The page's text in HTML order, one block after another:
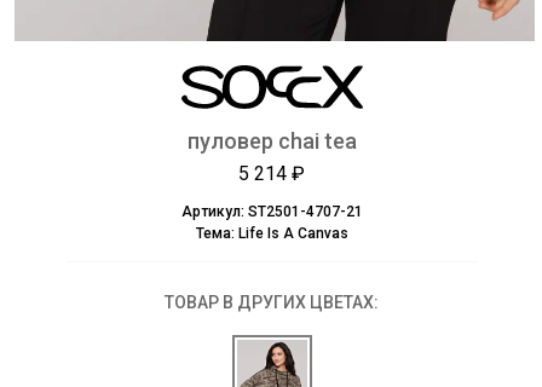
пуловер chai tea
5 214 ₽
Артикул: ST2501-4707-21
Тема: Life Is A Canvas
ТОВАР В ДРУГИХ ЦВЕТАХ: